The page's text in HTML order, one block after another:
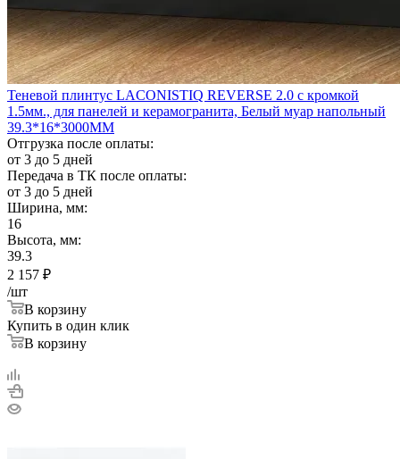
Теневой плинтус LACONISTIQ REVERSE 2.0 с кромкой
1.5мм., для панелей и керамогранита, Белый муар напольный
39.3*16*3000ММ
Отгрузка после оплаты:
от 3 до 5 дней
Передача в ТК после оплаты:
от 3 до 5 дней
Ширина, мм:
16
Высота, мм:
39.3
2 157 ₽
/шт
В корзину
Купить в один клик
В корзину